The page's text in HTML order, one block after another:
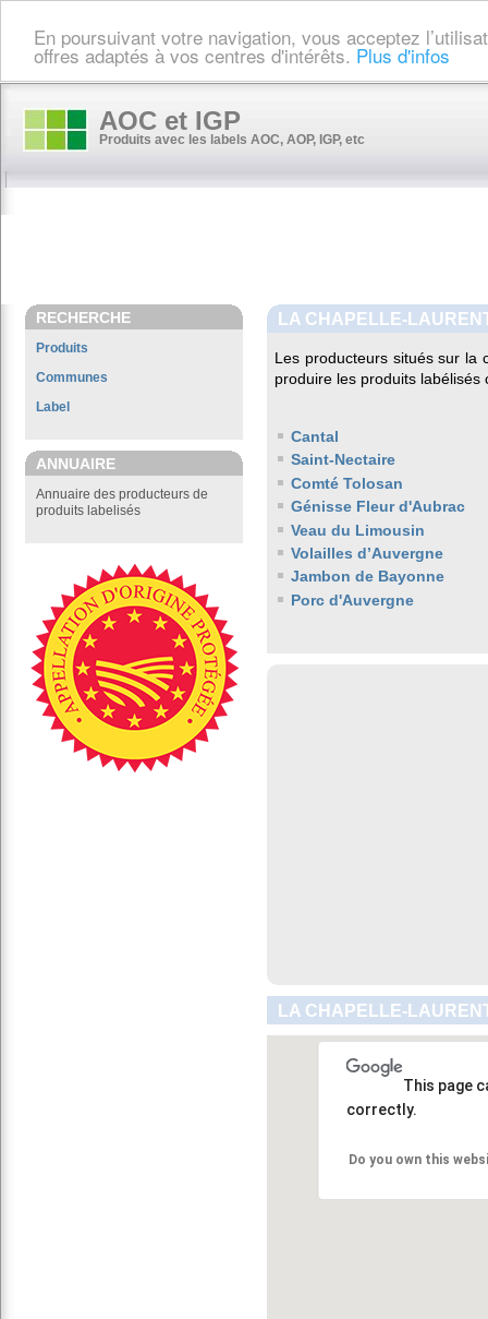
En poursuivant votre navigation, vous acceptez
offres adaptés à vos centres d'intérêts. Plus d'infos
AOC et IGP
Produits avec les labels AOC, AOP, IGP, etc
RECHERCHE
Produits
Communes
Label
ANNUAIRE
Annuaire des producteurs de
produits labelisés
LA CHAPELLE-
Les producteurs situés sur la
produire les produits labélisés
Cantal
Saint-Nectaire
Comté Tolosan
Génisse Fleur d'Aubrac
Veau du Limousin
Volailles d’Auvergne
Jambon de Bayonne
Porc d'Auvergne
LA CHAPELLE-
This page
correctly.
Do you own this